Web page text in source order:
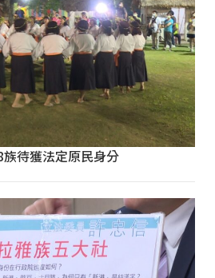
待獲法定原民身分